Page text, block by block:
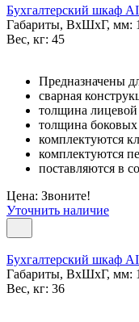
Бухгалтерский шкаф
Габариты, ВxШxГ, мм:
Вес, кг: 45
Предназначены
сварная
толщина
толщина
комплектуются
комплектуются
поставляются в
Цена: Звоните!
Уточнить наличие
Бухгалтерский шкаф
Габариты, ВxШxГ, мм:
Вес, кг: 36